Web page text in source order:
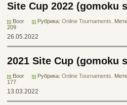
Site Cup 2022 (gomoku
Boor Рубрика: Online Tournaments .
209
26.05.2022
2021 Site Cup (gomoku
Boor Рубрика: Online Tournaments .
177
13.03.2022